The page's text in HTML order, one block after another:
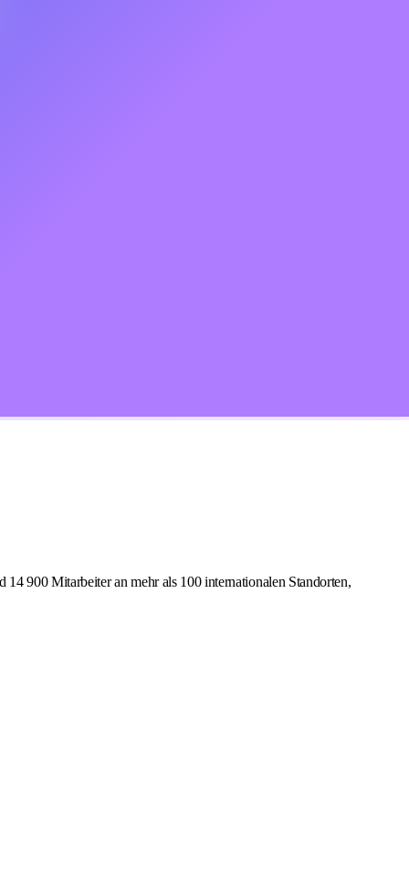
900 Mitarbeiter an mehr als 100 internationalen Standorten,